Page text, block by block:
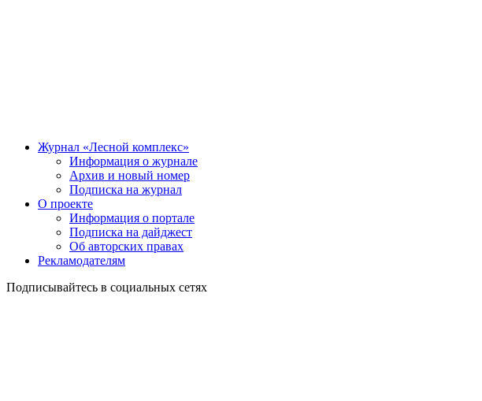
Журнал «Лесной комплекс»
Информация о журнале
Архив и новый номер
Подписка на журнал
О проекте
Информация о портале
Подписка на дайджест
Об авторских правах
Рекламодателям
Подписывайтесь в социальных сетях